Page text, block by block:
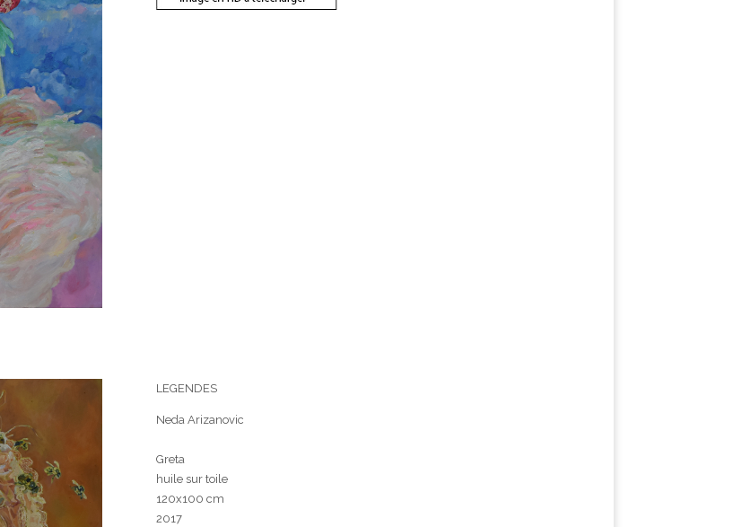
LEGENDES
Neda Arizanovic
Greta
huile sur toile
120x100 cm
2017